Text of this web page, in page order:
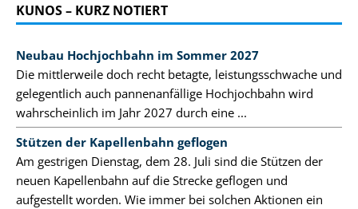
KUNOS – KURZ NOTIERT
Neubau Hochjochbahn im Sommer 2027
Die mittlerweile doch recht betagte, leistungsschwache und
gelegentlich auch pannenanfällige Hochjochbahn wird
wahrscheinlich im Jahr 2027 durch eine ...
Stützen der Kapellenbahn geflogen
Am gestrigen Dienstag, dem 28. Juli sind die Stützen der
neuen Kapellenbahn auf die Strecke geflogen und
aufgestellt worden. Wie immer bei solchen Aktionen ein